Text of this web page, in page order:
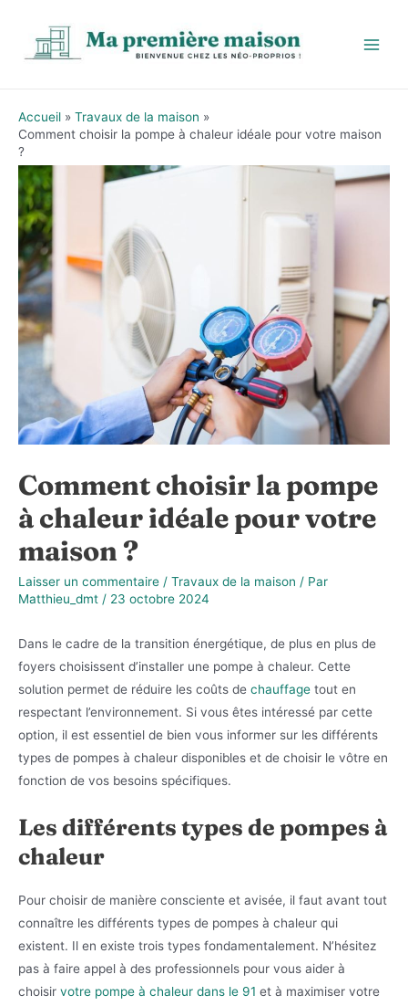
contenu
Accueil
Travaux de la maison
Comment choisir la pompe à chaleur idéale pour votre maison
?
Comment choisir la pompe
à chaleur idéale pour votre
maison ?
Laisser un commentaire / Travaux de la maison / Par
Matthieu_dmt / 23 octobre 2024
Dans le cadre de la transition énergétique, de plus en plus de
foyers choisissent d’installer une pompe à chaleur. Cette
solution permet de réduire les coûts de chauffage tout en
respectant l’environnement. Si vous êtes intéressé par cette
option, il est essentiel de bien vous informer sur les différents
types de pompes à chaleur disponibles et de choisir le vôtre en
fonction de vos besoins spécifiques.
Les différents types de pompes à
chaleur
Pour choisir de manière consciente et avisée, il faut avant tout
connaître les différents types de pompes à chaleur qui
existent. Il en existe trois types fondamentalement. N’hésitez
pas à faire appel à des professionnels pour vous aider à
choisir votre pompe à chaleur dans le 91 et à maximiser votre